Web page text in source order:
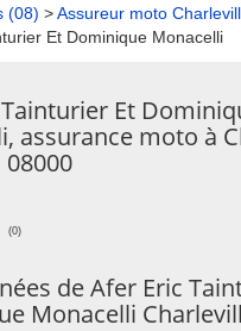
(08) >Assureur moto
Et Dominique Monacelli
Et
assurance moto à
08000
(0)
de Afer Eric
Monacelli